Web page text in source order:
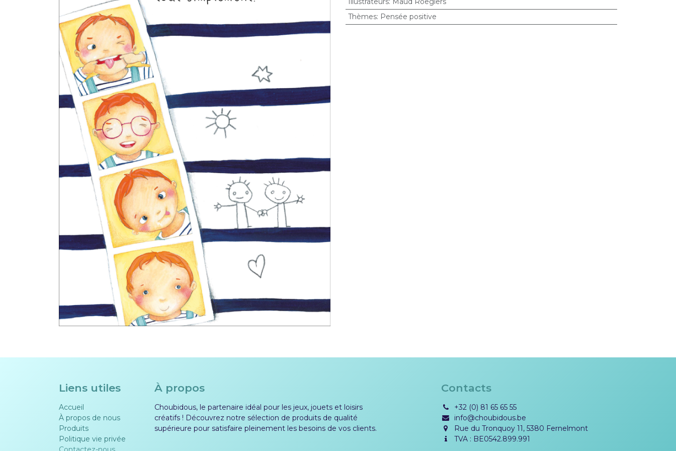
Thèmes: Pensée positive
Liens utiles
Accueil
À propos de nous
Produits
Politique vie privée​​
À propos
Choubidous, le partenaire idéal pour les jeux, jouets et loisirs
créatifs ! Découvrez notre sélection de produits de qualité
supérieure pour satisfaire pleinement les besoins de vos clients.
Contacts
+32 (0) 81 65 65 55
info@choubidous.be
Rue du Tronquoy 11, 5380 Fernelmont
TVA : BE0542.899.991